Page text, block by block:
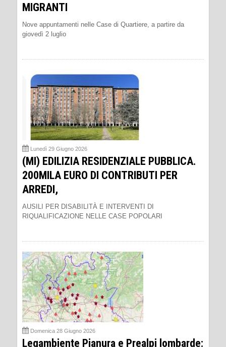
MIGRANTI
Nove appuntamenti nelle Case di Quartiere, a partire da
giovedì 2 luglio
Lunedì 29 Giugno 2026
(MI) EDILIZIA RESIDENZIALE PUBBLICA.
200MILA EURO DI CONTRIBUTI PER
ARREDI,
AUSILI PER DISABILITÀ E INTERVENTI DI
RIQUALIFICAZIONE NELLE CASE POPOLARI
Domenica 28 Giugno 2026
Legambiente Pianura e Prealpi lombarde: